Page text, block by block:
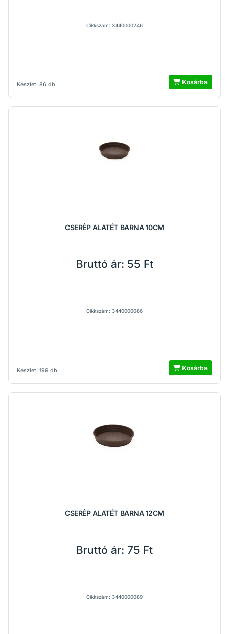
Készlet: 86 db
Cikkszám: 3440000246
Kosárba
CSERÉP ALATÉT BARNA 10CM
Készlet: 199 db
Bruttó ár: 55 Ft
Cikkszám: 3440000086
Kosárba
CSERÉP ALATÉT BARNA 12CM
Bruttó ár: 75 Ft
Cikkszám: 3440000089